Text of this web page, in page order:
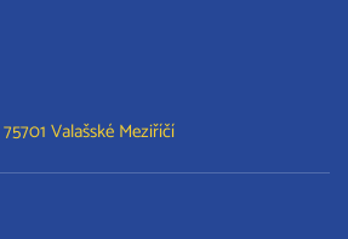
Valašské Meziříčí